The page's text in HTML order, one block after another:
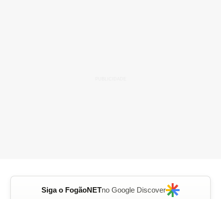
Siga o FogãoNETno Google Discover